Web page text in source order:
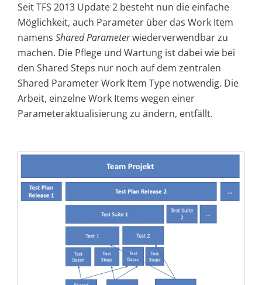
Seit TFS 2013 Update 2 besteht nun die einfache
Möglichkeit, auch Parameter über das Work Item
namens Shared Parameterwiederverwendbar zu
machen. Die Pflege und Wartung ist dabei wie bei
den Shared Steps nur noch auf dem zentralen
Shared Parameter Work Item Type notwendig. Die
Arbeit, einzelne Work Items wegen einer
Parameteraktualisierung zu ändern, entfällt.